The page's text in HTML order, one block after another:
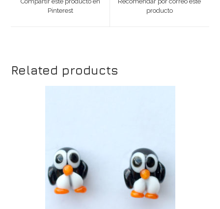
new
Pinterest
new
producto
Related products